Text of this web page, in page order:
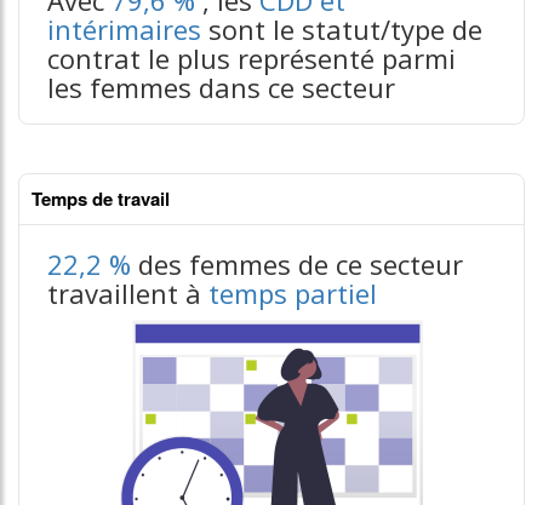
intérimaires sont le statut/type de
contrat le plus représenté parmi
les femmes dans ce secteur
Temps de travail
22,2 % des femmes de ce secteur
travaillent à temps partiel